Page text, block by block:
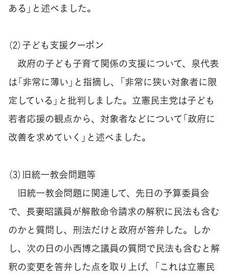
ある」と述べました。
（2）子ども支援クーポン
政府の子ども子育て関係の支援について、泉代表
は「非常に薄い」と指摘し、「非常に狭い対象者に限
定している」と批判しました。立憲民主党は子ども
若者応援の観点から、対象者などについて「政府に
改善を求めていく」と述べました。
（3）旧統一教会問題等
旧統一教会問題に関連して、先日の予算委員会
で、長妻昭議員が解散命令請求の解釈に民法も含む
のかと質問し、刑法だけと政府が答弁した。しか
し、次の日の小西博之議員の質問で民法も含むと解
釈の変更を答弁した点を取り上げ、「これは立憲民